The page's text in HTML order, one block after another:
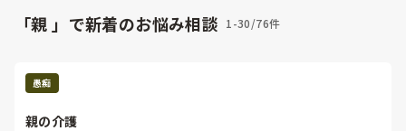
「親 」で新着のお悩み相談 1-30/76件
愚痴
親の介護